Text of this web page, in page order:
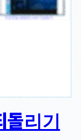
돌리기